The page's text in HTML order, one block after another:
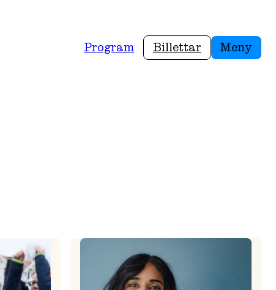
Program Billettar Meny